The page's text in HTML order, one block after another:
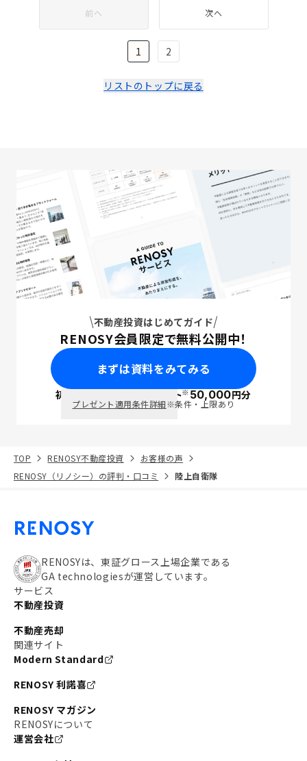
前へ 次へ
1 2
リストのトップに戻る
不動産投資はじめてガイド
RENOSY会員限定で無料公開中！
まずは資料をみてみる
初回面談で ポイント※50,000円分
プレゼント適用条件詳細※条件・上限あり
TOP RENOSY不動産投資
お客様の声
RENOSY（リノシー）の評判・口コミ
陸上自衛隊
RENOSYは、東証グロース上場企業である
GA technologiesが運営しています。
サービス
不動産投資
不動産売却
関連サイト
Modern Standard
RENOSY 利諾喜
RENOSY マガジン
RENOSYについて
運営会社